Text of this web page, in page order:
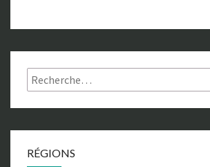
Rechercher :
RÉGIONS